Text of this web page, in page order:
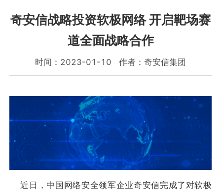
奇安信战略投资软极网络 开启靶场赛
道全面战略合作
时间：2023-01-10 作者：奇安信集团
近日，中国网络安全领军企业奇安信完成了对软极